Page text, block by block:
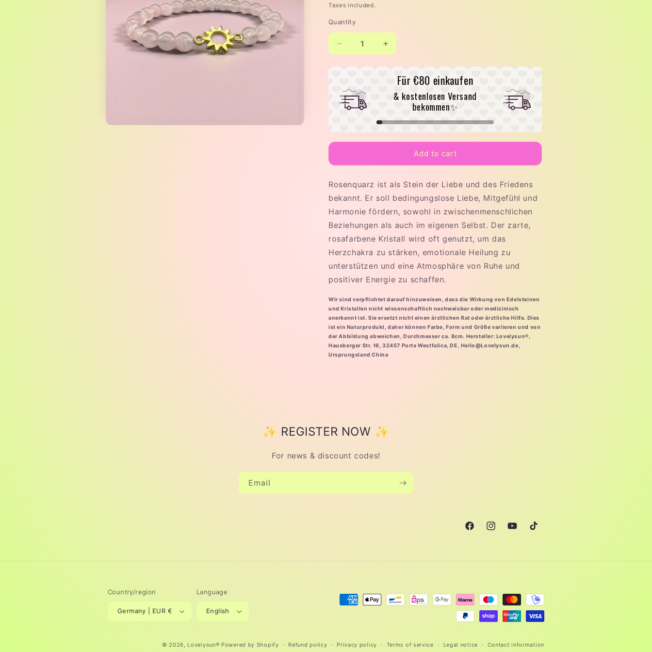
n
price
Taxes included.
Quantity
Decrease
for
ROSENQUARZ
SUNSHINE
ARMBAND
Increase
for
ROSENQUARZ
ARMBAND
Für€80 einkaufen
& kostenlosen Versand
bekommen✨
Add to cart
Rosenquarz ist als Stein der Liebe und des Friedens
bekannt. Er soll bedingungslose Liebe, Mitgefühl und
Harmonie fördern, sowohl in zwischenmenschlichen
Beziehungen als auch im eigenen Selbst. Der zarte,
rosafarbene Kristall wird oft genutzt, um das
Herzchakra zu stärken, emotionale Heilung zu
unterstützen und eine Atmosphäre von Ruhe und
positiver Energie zu schaffen.
Wir sind verpflichtet darauf hinzuweisen, dass die Wirkung von Edelsteinen
und Kristallen nicht wissenschaftlich nachweisbar oder medizinisch
anerkannt ist. Sie ersetzt nicht einen ärztlichen Rat oder ärztliche Hilfe. Dies
ist ein Naturprodukt, daher können Farbe, Form und Größe variieren und von
der Abbildung abweichen, Durchmesser ca. 8cm. Hersteller: Lovelysun®,
Hausberger Str. 16, 32457 Porta Westfalica, DE, Hello@Lovelysun.de,
Ursprungsland China
✨ REGISTER NOW ✨
For news & discount codes!
Email
FacebookInstagramYouTubeTikTok
Country/region
Germany | EUR €
Language
English
Payment
© 2026, Lovelysun® Powered by Shopify Refund policy Privacy policy Terms of service Legal notice
Contact information